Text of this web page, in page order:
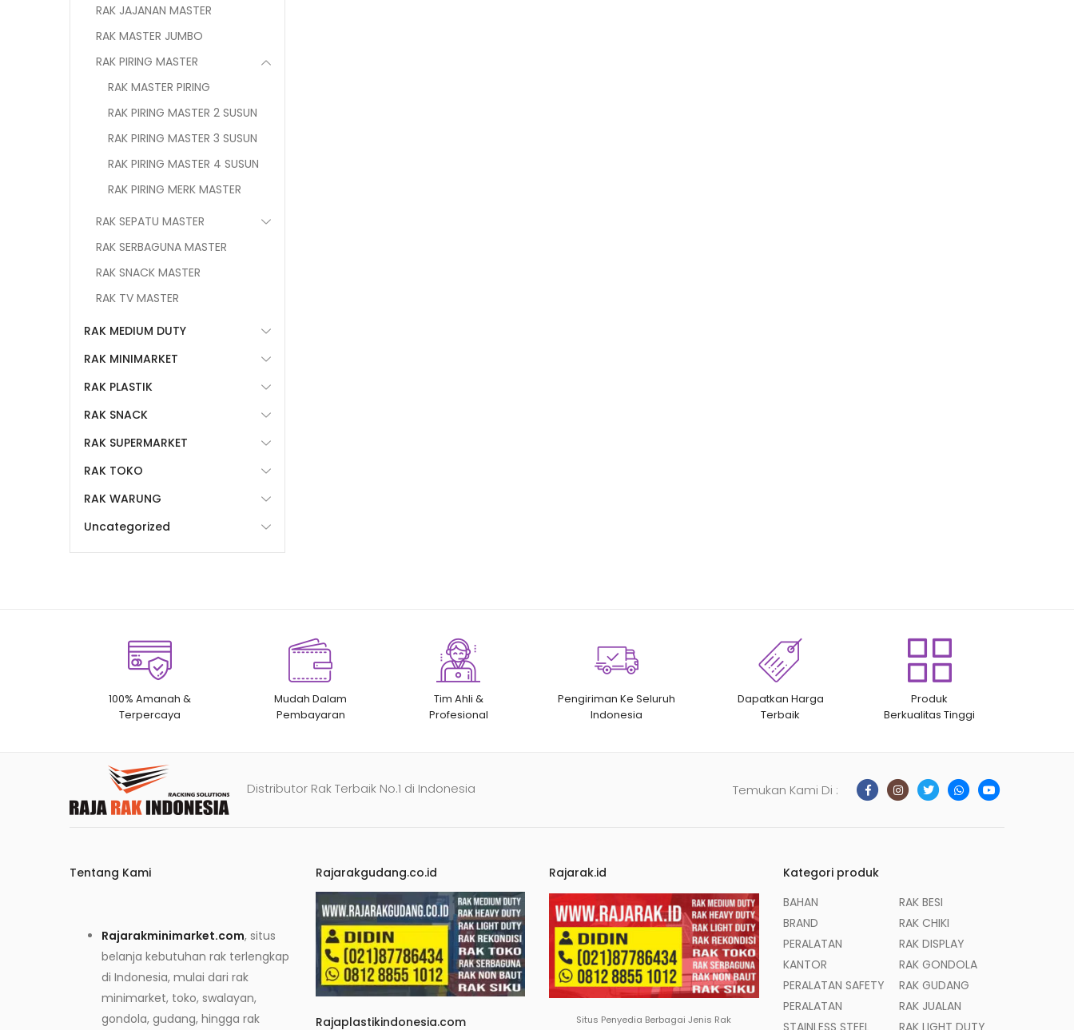
RAK JAJANAN MASTER
RAK MASTER JUMBO
RAK PIRING MASTER
RAK MASTER PIRING
RAK PIRING MASTER 2 SUSUN
RAK PIRING MASTER 3 SUSUN
RAK PIRING MASTER 4 SUSUN
RAK PIRING MERK MASTER
RAK SEPATU MASTER
RAK SERBAGUNA MASTER
RAK SNACK MASTER
RAK TV MASTER
RAK MEDIUM DUTY
RAK MINIMARKET
RAK PLASTIK
RAK SNACK
RAK SUPERMARKET
RAK TOKO
RAK WARUNG
Uncategorized
100% Amanah &
Terpercaya
Mudah Dalam
Pembayaran
Tim Ahli &
Profesional
Pengiriman Ke Seluruh
Indonesia
Dapatkan Harga
Terbaik
Produk
Berkualitas Tinggi
Distributor Rak Terbaik No.1 di Indonesia Temukan Kami Di :
Tentang Kami
Rajarakminimarket.com, situs
belanja kebutuhan rak terlengkap
di Indonesia, mulai dari rak
minimarket, toko, swalayan,
gondola, gudang, hingga rak
Rajarakgudang.co.id
Rajaplastikindonesia.com
Rajarak.id
Situs Penyedia Berbagai Jenis Rak
Kategori produk
BAHAN
BRAND
PERALATAN
KANTOR
PERALATAN SAFETY
PERALATAN
STAINLESS STEEL
RAK BESI
RAK CHIKI
RAK DISPLAY
RAK GONDOLA
RAK GUDANG
RAK JUALAN
RAK LIGHT DUTY